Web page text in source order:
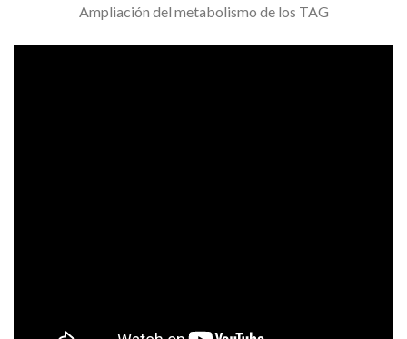
Ampliación del metabolismo de los TAG